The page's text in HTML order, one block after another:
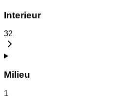
Interieur
32
Milieu
1